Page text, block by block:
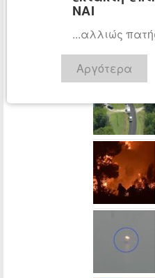
ΝΑΙ
...αλλιώς
Αργότερα